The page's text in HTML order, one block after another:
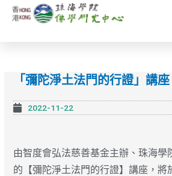
Skip
「彌陀淨土法門的行證」講座
2022-11-22
由智度會弘法慈善基金主辦、珠海學
的【彌陀淨土法門的行證】講座，將